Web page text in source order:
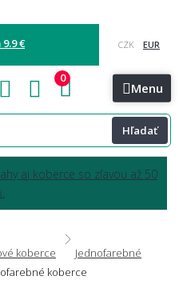
€
Menu
Hľadať
0
aj koberce so zľavou až 50
koberce
Jednofarebné
koberce